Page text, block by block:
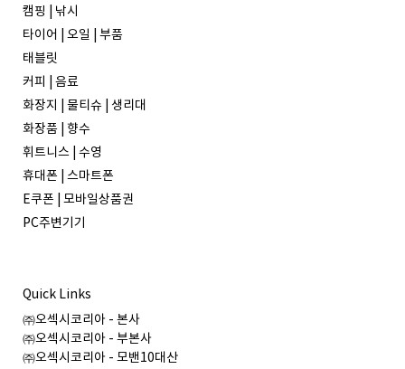
캠핑 | 낚시
타이어 | 오일 | 부품
태블릿
커피 | 음료
화장지 | 물티슈 | 생리대
화장품 | 향수
휘트니스 | 수영
휴대폰 | 스마트폰
E쿠폰 | 모바일상품권
PC주변기기
Quick Links
㈜오섹시코리아 - 본사
㈜오섹시코리아 - 부본사
㈜오섹시코리아 - 모밴10대산